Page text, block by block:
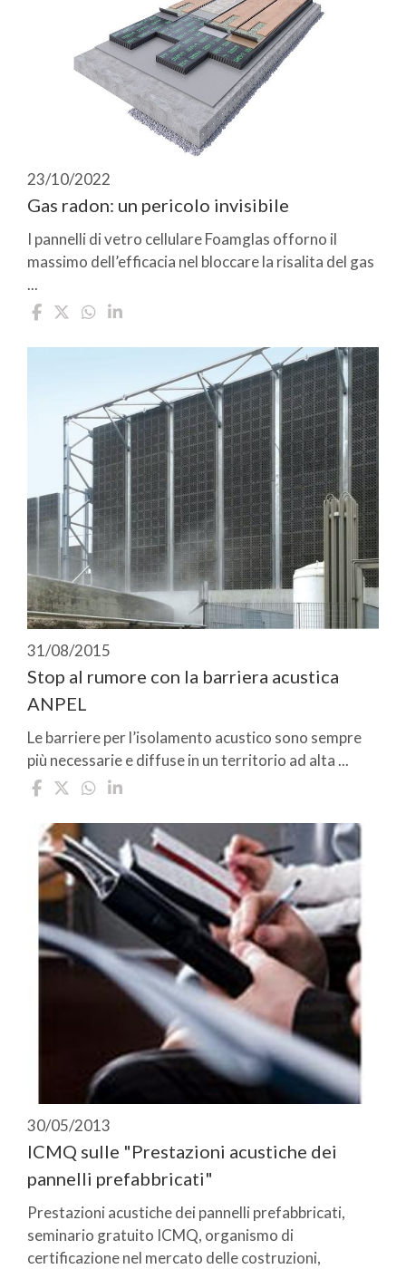
23/10/2022
Gas radon: un pericolo invisibile
I pannelli di vetro cellulare Foamglas offorno il
massimo dell’efficacia nel bloccare la risalita del gas
...
31/08/2015
Stop al rumore con la barriera acustica
ANPEL
Le barriere per l’isolamento acustico sono sempre
più necessarie e diffuse in un territorio ad alta ...
30/05/2013
ICMQ sulle "Prestazioni acustiche dei
pannelli prefabbricati"
Prestazioni acustiche dei pannelli prefabbricati,
seminario gratuito ICMQ, organismo di
certificazione nel mercato delle costruzioni,